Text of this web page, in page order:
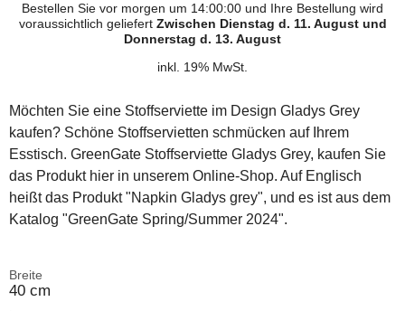
Bestellen Sie vor morgen um 14:00:00 und Ihre Bestellung wird
voraussichtlich geliefert Zwischen Dienstag d. 11. August und
Donnerstag d. 13. August
inkl. 19% MwSt.
Möchten Sie eine Stoffserviette im Design Gladys Grey
kaufen? Schöne Stoffservietten schmücken auf Ihrem
Esstisch. GreenGate Stoffserviette Gladys Grey, kaufen Sie
das Produkt hier in unserem Online-Shop. Auf Englisch
heißt das Produkt "Napkin Gladys grey", und es ist aus dem
Katalog "GreenGate Spring/Summer 2024".
Breite
40 cm